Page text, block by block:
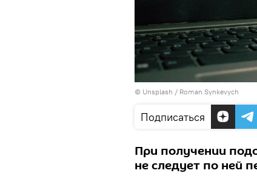
© Unsplash / Roman Synkevych
Подписаться
При получении
не следует по ней